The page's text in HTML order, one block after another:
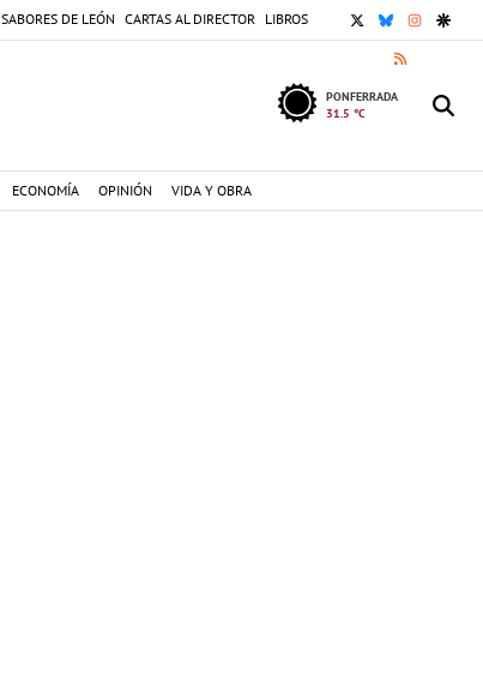
SABORES DE LEÓN CARTAS AL DIRECTOR LIBROS X BLUESKY
RSS
PONFERRADA
31.5 °C
ECONOMÍA OPINIÓN VIDA Y OBRA